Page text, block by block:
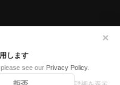
します
see our Privacy Policy.
詳細を表示
✕